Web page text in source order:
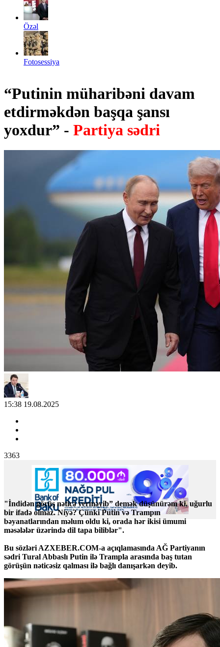
Özəl
Fotosessiya
“Putinin müharibəni davam
etdirməkdən başqa şansı
yoxdur” - Partiya sədri
15:38 19.08.2025
3363
"İndidən görüş nəticə verməyib” demək düşünürəm ki, uğurlu
bir ifadə olmaz. Niyə? Çünki Putin və Trampın
bəyanatlarından məlum oldu ki, orada hər ikisi ümumi
məsələlər üzərində dil tapa biliblər".
Bu sözləri AZXEBER.COM-a açıqlamasında AĞ Partiyanın
sədri Tural Abbaslı Putin ilə Trampla arasında baş tutan
görüşün nəticəsiz qalması ilə bağlı danışarkən deyib.